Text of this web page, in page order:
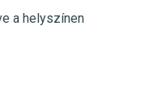
a helyszínen